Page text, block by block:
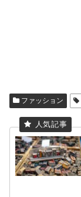
ファッション